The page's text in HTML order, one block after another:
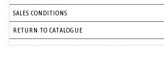
SALES CONDITIONS
RETURN TO CATALOGUE